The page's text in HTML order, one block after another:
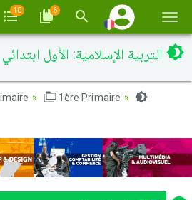
la
10 6
التربية الإسلامية: الأول ابتدائي
1ère Primaire